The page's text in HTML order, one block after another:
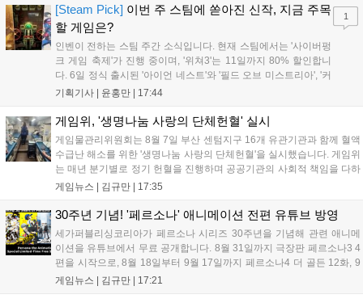
'마블 투혼: 파이팅 소울즈'와 레트로 수리 시뮬레이션 '리스토
리'도 스팀에 정식 출시되었습니다....
[Steam Pick] 이번 주 스팀에 쏟아진 신작, 지금 주목
할 게임은?
인벤이 전하는 스팀 주간 소식입니다. 현재 스팀에서는 '사이버펑
크 게임 축제'가 진행 중이며, '위쳐3'는 11일까지 80% 할인합니
다. 6일 정식 출시된 '아이언 네스트'와 '필드 오브 미스트리아', '커
세어 코브'가 호평받고 있습니다. 한편, 7일 출시된 '마블 투혼'은
다. 유비소프트의 '고스트리콘: 와일드랜드'는 7년 만의 대규모 업
기획기사 | 윤홍만 | 17:44
1
게임위, '생명나눔 사랑의 단체헌혈' 실시
게임물관리위원회는 8월 7일 부산 센텀지구 16개 유관기관과 함께 혈액
수급난 해소를 위한 '생명나눔 사랑의 단체헌혈'을 실시했습니다. 게임위
는 매년 분기별로 정기 헌혈을 진행하며 공공기관의 사회적 책임을 다하
고 있으며, 이번 행사에는 영화진흥위원회 등 14개 기관 임직원이 동참
따뜻한 실천에 참여한 모든 임직원에게 감사의 뜻을 전하며 헌혈 문화
게임뉴스 | 김규만 | 17:35
30주년 기념! '페르소나' 애니메이션 전편 유튜브 방영
세가퍼블리싱코리아가 페르소나 시리즈 30주년을 기념해 관련 애니메
이션을 유튜브에서 무료 공개합니다. 8월 31일까지 극장판 페르소나3 4
편을 시작으로, 8월 18일부터 9월 17일까지 페르소나4 더 골든 12화, 9
월 15일부터 10월 14일까지 페르소나5 시리즈가 순차 공개됩니다. 또한
게임뉴스 | 김규만 | 17:21